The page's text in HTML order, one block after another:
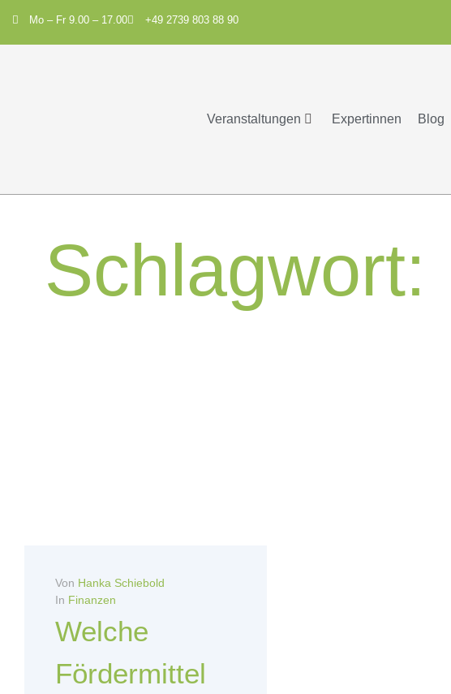
Mo – Fr 9.00 – 17.00 +49 2739 803 88 90
Veranstaltungen Expertinnen Blog
Schlagwort:
Von Hanka Schiebold
In Finanzen
Welche
Fördermittel